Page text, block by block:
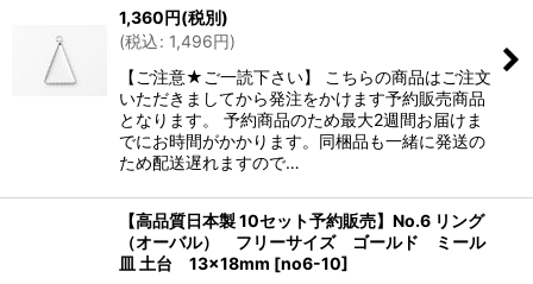
1,360円(税別)
(税込: 1,496円)
【ご注意★ご一読下さい】 こちらの商品はご注文
いただきましてから発注をかけます予約販売商品
となります。 予約商品のため最大2週間お届けま
でにお時間がかかります。同梱品も一緒に発送の
ため配送遅れますので…
【高品質日本製 10セット予約販売】No.6 リング
（オーバル） フリーサイズ ゴールド ミール
皿 土台 13×18mm [no6-10]